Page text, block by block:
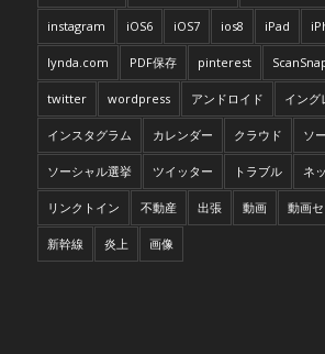
instagram iOS6 iOS7 ios8 iPad
lynda.com PDF保存 pinterest
twitter wordpress アンドロイド イング
インスタグラム カレンダー クラウド ソ
ソーシャル選挙 ツイッター トラブル ネ
リンクトイン 不動産 出張 動画 動画
新幹線 炎上 画像